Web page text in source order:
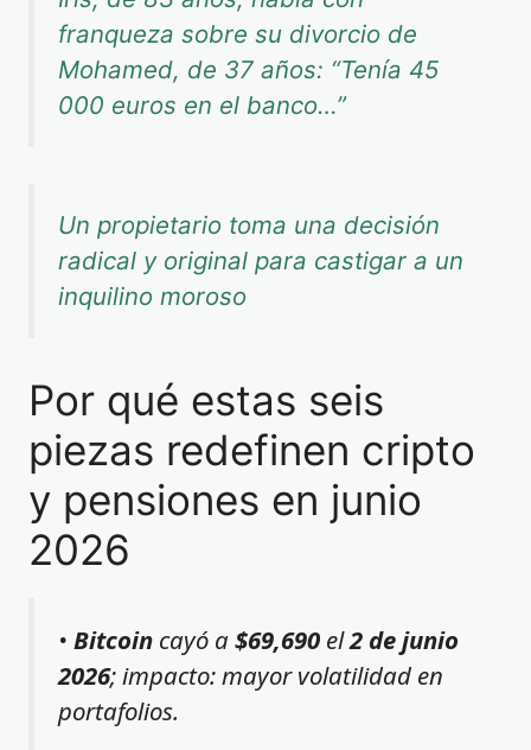
franqueza sobre su divorcio de
Mohamed, de 37 años: “Tenía 45
000 euros en el banco…”
Un propietario toma una decisión
radical y original para castigar a un
inquilino moroso
Por qué estas seis
piezas redefinen cripto
y pensiones en junio
2026
• Bitcoin cayó a$69,690 el2 de junio
2026; impacto: mayor volatilidad en
portafolios.